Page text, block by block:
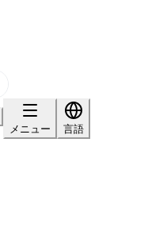
メニュー
言語